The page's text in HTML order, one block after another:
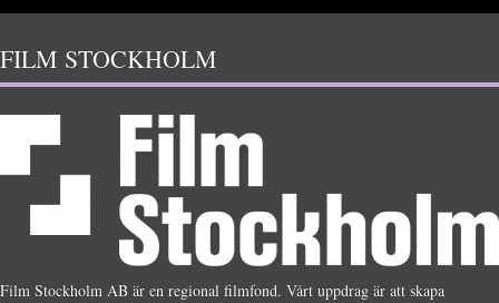
FILM STOCKHOLM
Film Stockholm AB är en regional filmfond. Vårt uppdrag är att skapa